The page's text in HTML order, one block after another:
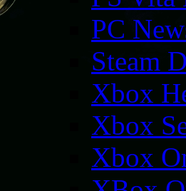
PC
Steam
Xbox
Xbox
Xbox